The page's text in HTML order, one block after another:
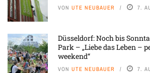
VON UTE NEUBAUER 7.
Düsseldorf: Noch bis
Park – „Liebe das Leben –
weekend“
VON UTE NEUBAUER 7.